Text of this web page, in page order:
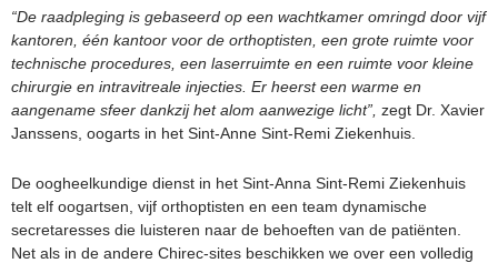
“De raadpleging is gebaseerd op een wachtkamer omringd door vijf
kantoren, één kantoor voor de orthoptisten, een grote ruimte voor
technische procedures, een laserruimte en een ruimte voor kleine
chirurgie en intravitreale injecties. Er heerst een warme en
aangename sfeer dankzij het alom aanwezige licht”, zegt Dr. Xavier
Janssens, oogarts in het Sint-Anne Sint-Remi Ziekenhuis.
De oogheelkundige dienst in het Sint-Anna Sint-Remi Ziekenhuis
telt elf oogartsen, vijf orthoptisten en een team dynamische
secretaresses die luisteren naar de behoeften van de patiënten.
Net als in de andere Chirec-sites beschikken we over een volledig